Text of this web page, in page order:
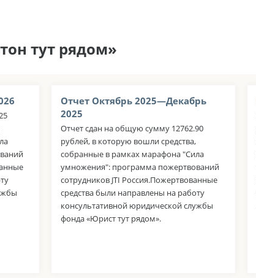
тут рядом»
Отчет Октябрь 2025—Декабрь
2025
Отчет сдан на общую сумму 12762.90
рублей, в которую вошли средства,
собранные в рамках марафона "Сила
умножения": программа пожертвований
сотрудников JTI Россия.Пожертвованные
средства были направлены на работу
консультативной юридической службы
фонда «Юрист тут рядом».